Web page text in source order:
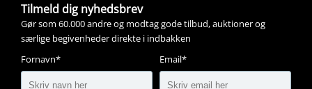
Tilmeld dig nyhedsbrev
Gør som 60.000 andre og modtag gode tilbud, auktioner og
særlige begivenheder direkte i indbakken
Fornavn*
Email*